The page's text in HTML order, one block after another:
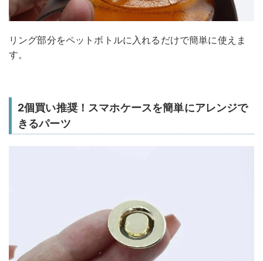
リング部分をペットボトルに入れるだけで簡単に使えま
す。
2個買い推奨！スマホケースを簡単にアレンジで
きるパーツ